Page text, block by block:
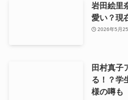
岩田絵里
愛い？現
2026年5月
田村真子
る！？学
様の噂も